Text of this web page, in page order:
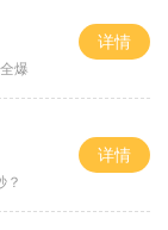
爆
详情
？
详情